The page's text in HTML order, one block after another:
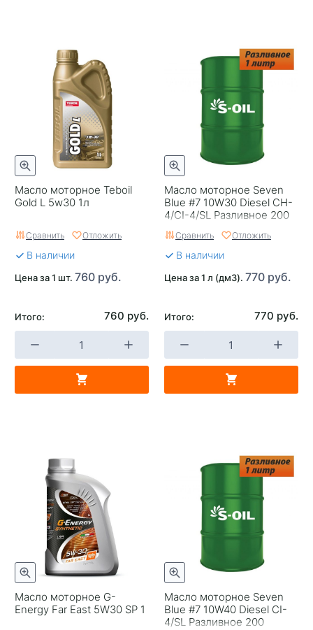
Масло моторное Teboil
Gold L 5w30 1л
Сравнить Отложить
В наличии
Цена за 1 шт. 760 руб.
Итого: 760 руб.
Масло моторное Seven
Blue #7 10W30 Diesel CH-
4/CI-4/SL Разливное 200
Сравнить Отложить
В наличии
Цена за 1 л (дм3). 770 руб.
Итого: 770 руб.
Масло моторное G-
Energy Far East 5W30 SP 1
Масло моторное Seven
Blue #7 10W40 Diesel CI-
4/SL Разливное 200